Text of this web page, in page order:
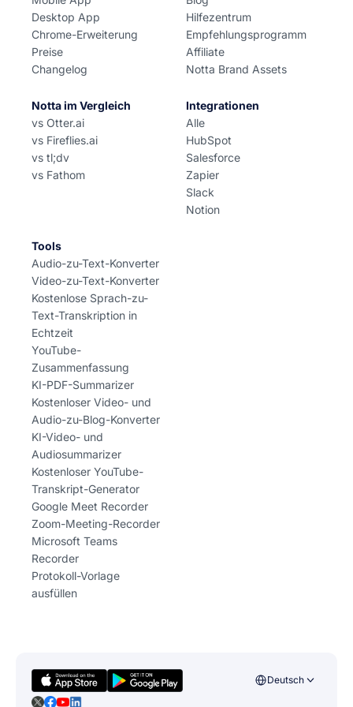
Desktop App
Chrome-Erweiterung
Preise
Changelog
Hilfezentrum
Empfehlungsprogramm
Affiliate
Notta Brand Assets
Notta im Vergleich
vs Otter.ai
vs Fireflies.ai
vs tl;dv
vs Fathom
Integrationen
Alle
HubSpot
Salesforce
Zapier
Slack
Notion
Tools
Audio-zu-Text-Konverter
Video-zu-Text-Konverter
Kostenlose Sprach-zu-
Text-Transkription in
Echtzeit
YouTube-
Zusammenfassung
KI-PDF-Summarizer
Kostenloser Video- und
Audio-zu-Blog-Konverter
KI-Video- und
Audiosummarizer
Kostenloser YouTube-
Transkript-Generator
Google Meet Recorder
Zoom-Meeting-Recorder
Microsoft Teams
Recorder
Protokoll-Vorlage
ausfüllen
Deutsch